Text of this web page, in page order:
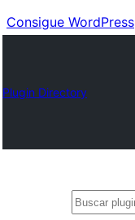
Consigue WordPress
Plugin Directory
Buscar